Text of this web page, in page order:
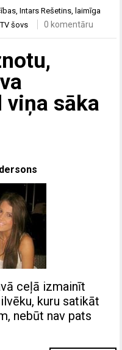
,Intars Rešetins laimīga
,TV šovs 0 komentāru
viņa sāka
ceļā izmainīt
kuru satikāt
nebūt nav pats